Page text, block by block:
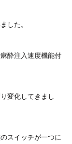
した。
酔注入速度機能付
変化してきまし
スイッチが一つに